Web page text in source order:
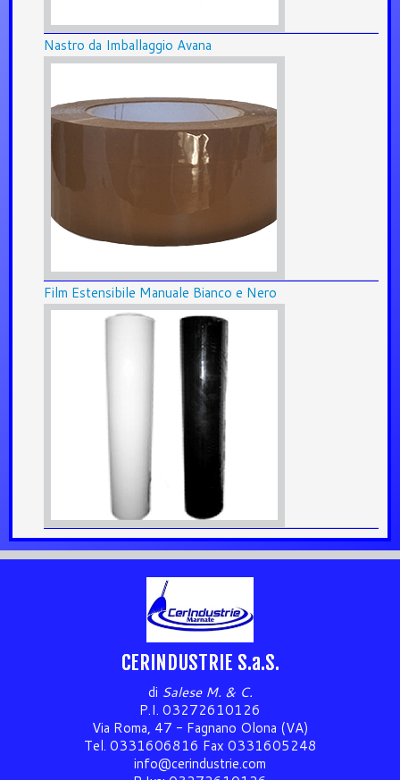
Nastro da Imballaggio Avana
Film Estensibile Manuale Bianco e Nero
CERINDUSTRIE S.a.S.
di Salese M. & C.
P.I. 03272610126
Via Roma, 47 - Fagnano Olona (VA)
Tel. 0331606816 Fax 0331605248
info@cerindustrie.com